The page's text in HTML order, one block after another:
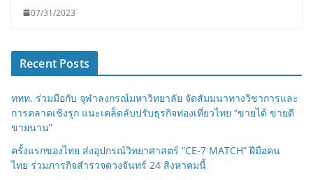
07/31/2023
Recent Posts
ททท. ร่วมมือกับ จุฬาลงกรณ์มหาวิทยาลัย จัดสัมมนาทางวิชาการและ
การตลาดเชิงรุก แนะเคล็ดลับปรับธุรกิจท่องเที่ยวไทย “ขายได้ ขายดี
ขายนาน”
ครั้งแรกของไทย ส่งอุปกรณ์วิทยาศาสตร์ “CE-7 MATCH” ฝีมือคน
ไทย ร่วมภารกิจสำรวจดวงจันทร์ 24 สิงหาคมนี้